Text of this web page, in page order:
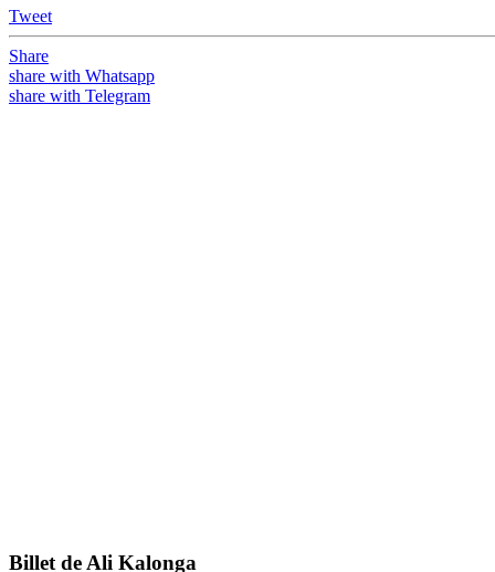
Tweet
Share
share with Whatsapp
share with Telegram
Billet de Ali Kalonga